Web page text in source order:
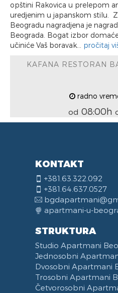
opštini Rakovica u prelepom
uredjenim u japanskom stilu.
Beogradu nagradjena je
Beograda. Bogat izbor
učiniće Vaš boravak... pročitaj
KAFANA RESTORAN
radno
od 08:00h
KONTAKT
+381.63.322.092
+381.64.637.0527
apartmani-u-
STRUKTURA
Studio Apartmani
Jednosobni
Dvosobni Apartmani
Trosobni Apartmani
Četvorosobni